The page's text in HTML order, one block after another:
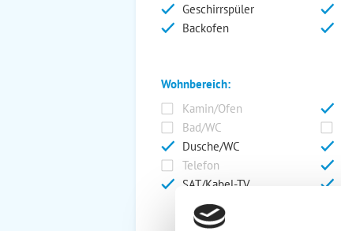
Geschirrspüler
Backofen
Wohnbereich:
Kamin/Ofen
Bad/WC
Dusche/WC
Telefon
SAT/Kabel-TV